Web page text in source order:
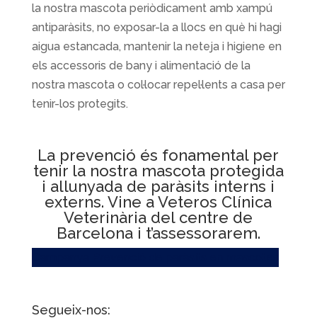
la nostra mascota periòdicament amb xampú
antiparàsits, no exposar-la a llocs en què hi hagi
aigua estancada, mantenir la neteja i higiene en
els accessoris de bany i alimentació de la
nostra mascota o col·locar repel·lents a casa per
tenir-los protegits.
La prevenció és fonamental per
tenir la nostra mascota protegida
i allunyada de paràsits interns i
externs. Vine a Veteros Clínica
Veterinària del centre de
Barcelona i t’assessorarem.
Segueix-nos: